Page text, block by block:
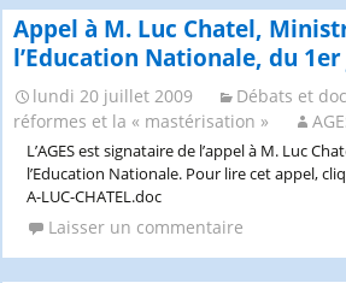
2009
Appel à M. Luc Chatel,
l’Education Nationale, du
lundi 20 juillet 2009
Débats et
réformes et la « mastérisation »
L’AGES est signataire de l’appel à M. Luc
l’Education Nationale. Pour lire cet appel,
A-LUC-CHATEL.doc
Laisser un commentaire